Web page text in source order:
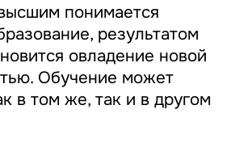
понимается
результатом
овладение новой
Обучение может
в том же, так и в другом